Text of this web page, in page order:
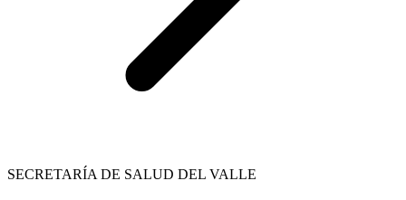
SECRETARÍA DE SALUD DEL VALLE